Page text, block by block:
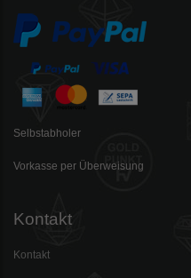
Selbstabholer
Vorkasse per Überweisung
Kontakt
Kontakt